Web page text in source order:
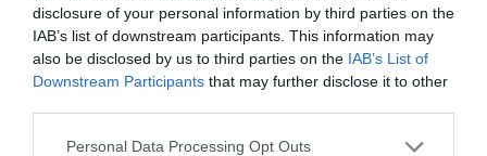
disclosure of your personal information by third parties on the
IAB’s list of downstream participants. This information may
also be disclosed by us to third parties on the IAB’s List of
Downstream Participants that may further disclose it to other
Personal Data Processing Opt Outs